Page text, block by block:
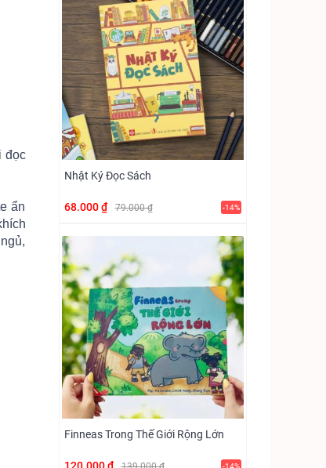
đọc
ẩn
Nhật Ký Đọc Sách
68.000 ₫ 79.000 ₫ -14%
Finneas Trong Thế Giới Rộng Lớn
120.000 ₫ -14%